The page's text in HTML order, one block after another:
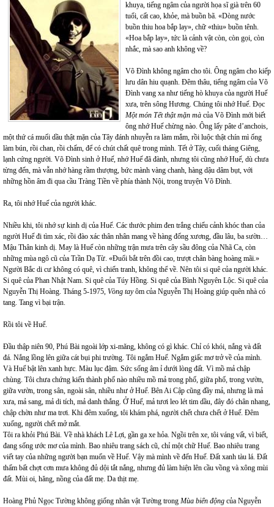
khuya, tiếng ngâm của người họa sĩ già trên 60
tuổi, cất cao, khỏe, mà buồn bã. «Dòng nước
buồn thiu hoa bắp lay», chữ «thiu» buồn tênh.
«Hoa bắp lay», tức là cảnh vật còn, còn gọi, còn
nhắc, mà sao anh không về?
Võ Đình không ngâm cho tôi. Ông ngâm cho kiếp
lưu dân hiu quạnh. Đêm thâu, tiếng ngâm của Võ
Đình vang xa như tiếng hò khuya của người Huế
xưa, trên sông Hương. Chúng tôi nhớ Huế. Đọc
Một món Tết thật mặn mà của Võ Đình mới biết
ông nhớ Huế chừng nào. Ông lấy pâte d’anchois,
một thứ cá muối dầu thật mặn của Tây đánh nhuyễn ra làm mắm, rồi luộc thật chín mì ống
làm bún, rồi chan, rồi chấm, để có chút chất quê trong mình. Tết ở Tây, cuối tháng Giêng,
lạnh cứng người. Võ Đình sinh ở Huế, nhớ Huế đã đành, nhưng tôi cũng nhớ Huế, dù chưa
từng đến, mà vẫn nhớ hàng rầm thượng, bức mành vàng chanh, hàng dậu dâm bụt, với
những hồn âm đi qua cầu Tràng Tiền về phía thành Nội, trong truyện Võ Đình.
Ra, tôi nhớ Huế của người khác.
Nhiều khi, tôi nhớ sự kinh dị của Huế. Các thước phim đen trắng chiếu cảnh khóc than của
người Huế đi tìm xác, rồi đào xác thân nhân mang về hàng đống xương, đầu lâu, ba sườn…
Mậu Thân kinh dị. May là Huế còn những trận mưa trên cây sầu đông của Nhã Ca, còn
những mùa ngô cũ của Trần Dạ Từ. «Đuổi bắt trên đồi cao, trượt chân bàng hoàng mãi.»
Người Bắc di cư không có quê, vì chiến tranh, không thể về. Nên tôi si quê của người khác.
Si quê của Phan Nhật Nam. Si quê của Túy Hồng. Si quê của Bình Nguyên Lộc. Si quê của
Nguyễn Thị Hoàng. Tháng 5-1975, Vòng tayôm của Nguyễn Thị Hoàng giúp quên nhà có
tang. Tang vì bại trận.
Rồi tôi về Huế.
Đầu thập niên 90, Phú Bài ngoài lớp xi-măng, không có gì khác. Chỉ có khói, nắng và đất
đá. Nắng lồng lên giữa cát bụi phi trường. Tôi ngắm Huế. Ngắm giấc mơ trở về của mình.
Và Huế bật lên xanh hực. Màu lục đậm. Sức sống âm ỉ dưới lòng đất. Vì mồ mả chập
chùng. Tôi chưa chứng kiến thành phố nào nhiều mồ mả trong phố, giữa phố, trong vườn,
giữa vườn, trong sân, ngoài sân, nhiều như ở Huế. Bên Ai Cập cũng đầy mả, nhưng là mả
xưa, mả sang, mả di tích, mả danh thắng. Ở Huế, mả tươi leo lét tim dầu, đây đó chân nhang,
chập chờn như ma trơi. Khi đêm xuống, tôi khám phá, người chết chưa chết ở Huế. Đêm
xuống, người chết mở mắt.
Tôi ra khỏi Phú Bài. Về nhà khách Lê Lợi, gần ga xe hỏa. Ngồi trên xe, tôi váng vất, vì biết,
đang sống ước mơ của mình. Bao nhiêu trang sách cũ, chỉ một chữ Huế. Bao nhiêu trang
viết tay của những người bạn muốn về Huế. Vậy mà mình về đến Huế. Đất xanh tàu lá. Đất
thấm bất chợt cơn mưa không đủ dội tắt nắng, nhưng đủ làm hiện lên cầu vồng và xông mùi
đất. Mùi oi, hăng, nồng của đất mẹ. Da thịt mẹ.
Hoàng Phủ Ngọc Tường không giống nhân vật Tường trong Mùa biển động của Nguyễn